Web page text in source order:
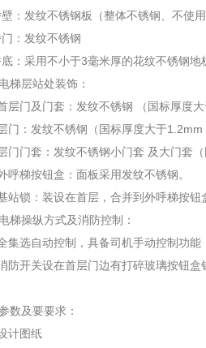
：发纹不锈钢板（整体不锈钢、不使
：发纹不锈钢
：采用不小于3毫米厚的花纹不锈钢地
梯层站处装饰：
层门及门套：发纹不锈钢 （国标厚度
门：发纹不锈钢（国标厚度大于1.2mm
门门套：发纹不锈钢小门套 及大门套
呼梯按钮盒：面板采用发纹不锈钢。
站锁：装设在首层，合并到外呼梯按钮
梯操纵方式及消防控制：
集选自动控制，具备司机手动控制功能
防开关设在首层门边有打碎玻璃按钮
数及要要求：
计图纸